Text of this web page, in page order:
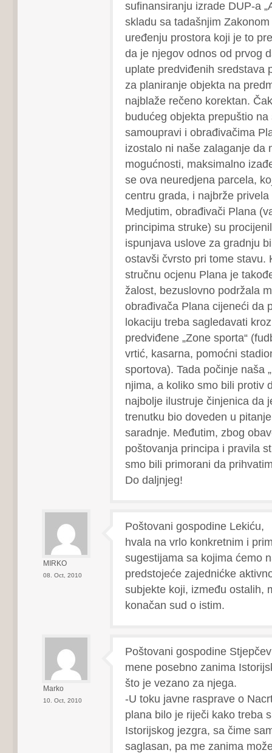
sufinansiranju izrade DUP-a
skladu sa tadašnjim
uređenju prostora koji je to
da je njegov odnos od prvog
uplate predviđenih sredstava
za planiranje objekta na
najblaže rečeno korektan.
budućeg objekta prepuštio
samoupravi i obrađivačima
izostalo ni naše zalaganje da
mogućnosti, maksimalno
se ova neuredjena parcela,
centru grada, i najbrže privela
Medjutim, obrađivači Plana
principima struke) su
ispunjava uslove za gradnju
ostavši čvrsto pri tome stavu.
stručnu ocjenu Plana je
žalost, bezuslovno podržala
obrađivača Plana cijeneći da
lokaciju treba sagledavati
predviđene „Zone sporta“
vrtić, kasarna, pomoćni
sportova). Tada počinje naša
njima, a koliko smo bili protiv
najbolje ilustruje činjenica da
trenutku bio doveden u
saradnje. Međutim, zbog
poštovanja principa i pravila
smo bili primorani da
Do daljnjeg!
MIRKO
08. Oct, 2010
Poštovani gospodine Lekiću,
hvala na vrlo konkretnim i
sugestijama sa kojima ćemo
predstojeće zajednićke
subjekte koji, između ostalih,
konačan sud o istim.
Marko
10. Oct, 2010
Poštovani gospodine
mene posebno zanima
što je vezano za njega.
-U toku javne rasprave o
plana bilo je riječi kako treba
Istorijskog jezgra, sa čime
saglasan, pa me zanima